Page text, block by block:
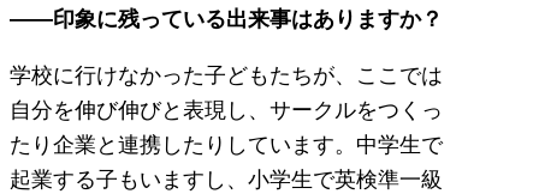
——印象に残っている出来事はありますか？
学校に行けなかった子どもたちが、ここでは
自分を伸び伸びと表現し、サークルをつくっ
たり企業と連携したりしています。中学生で
起業する子もいますし、小学生で英検準一級